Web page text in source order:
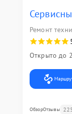
Ремонт
Открыто до
ОбзорОтзывы